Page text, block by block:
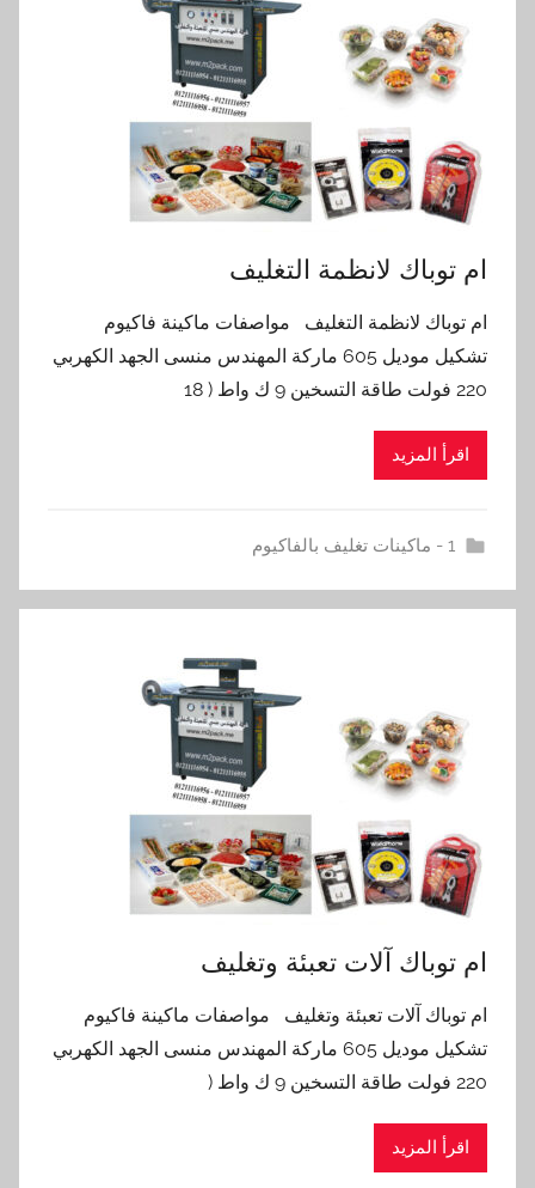
ام توباك لانظمة التغليف
ام توباك لانظمة التغليف مواصفات ماكينة فاكيوم
تشكيل موديل 605 ماركة المهندس منسى الجهد الكهربي
220 فولت طاقة التسخين 9 ك واط ( 18
اقرأ المزيد
1 - ماكينات تغليف بالفاكيوم
ام توباك آلات تعبئة وتغليف
ام توباك آلات تعبئة وتغليف مواصفات ماكينة فاكيوم
تشكيل موديل 605 ماركة المهندس منسى الجهد الكهربي
220 فولت طاقة التسخين 9 ك واط (
اقرأ المزيد